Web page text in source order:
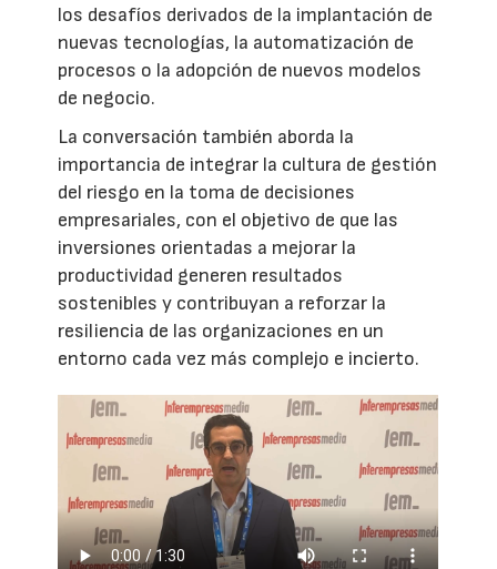
los desafíos derivados de la implantación de
nuevas tecnologías, la automatización de
procesos o la adopción de nuevos modelos
de negocio.
La conversación también aborda la
importancia de integrar la cultura de gestión
del riesgo en la toma de decisiones
empresariales, con el objetivo de que las
inversiones orientadas a mejorar la
productividad generen resultados
sostenibles y contribuyan a reforzar la
resiliencia de las organizaciones en un
entorno cada vez más complejo e incierto.